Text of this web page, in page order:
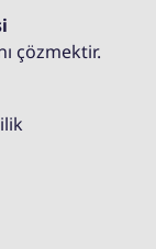
çözmektir.